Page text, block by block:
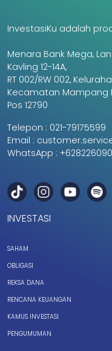
InvestasiKu adalah
Menara Bank Mega,
Kavling 12-14A,
RT 002/RW 002,
Kecamatan Mampang
Pos 12790
Telepon : 021-79175599
Email :
WhatsApp :
INVESTASI
SAHAM
OBLIGASI
REKSA DANA
RENCANA KEUANGAN
KAMUS INVESTASI
PENGUMUMAN